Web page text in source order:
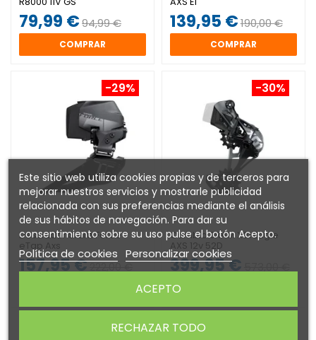
79,99 €94,99 €
COMPRAR
139,95 €190,00 €
COMPRAR
-29%
Desviador Sram Force
eTap Axs
157,95 €
-30%
Cambio SRAM X01 Eagle
AXS 12v 52D
399,95 €
-25%
Este sitio web utiliza cookies propias y de terceros para
mejorar nuestros servicios y mostrarle publicidad
relacionada con sus preferencias mediante el análisis
de sus hábitos de navegación. Para dar su
consentimiento sobre su uso pulse el botón Acepto.
Política de cookies Personalizar cookies
RECHAZAR TODO
ACEPTO